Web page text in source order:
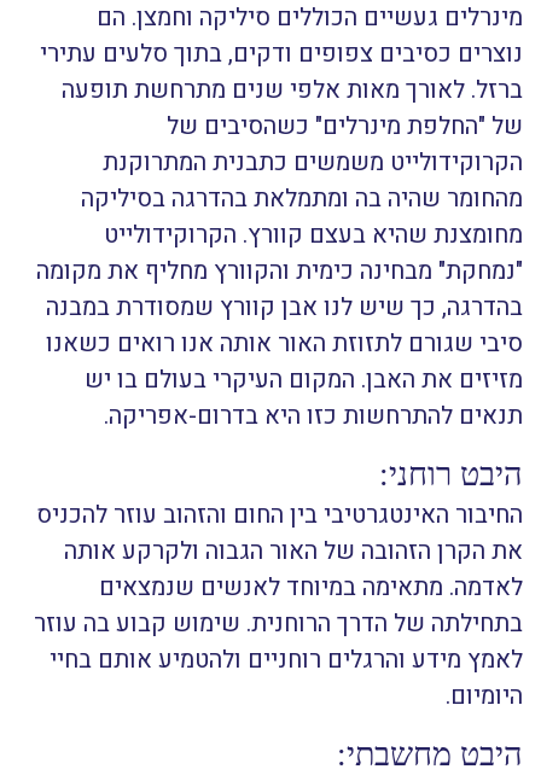
מינרלים געשיים הכוללים סיליקה וחמצן. הם
נוצרים כסיבים צפופים ודקים, בתוך סלעים עתירי
ברזל. לאורך מאות אלפי שנים מתרחשת תופעה
של "החלפת מינרלים" כשהסיבים של
הקרוקידולייט משמשים כתבנית המתרוקנת
מהחומר שהיה בה ומתמלאת בהדרגה בסיליקה
מחומצנת שהיא בעצם קוורץ. הקרוקידולייט
"נמחקת" מבחינה כימית והקוורץ מחליף את מקומה
בהדרגה, כך שיש לנו אבן קוורץ שמסודרת במבנה
סיבי שגורם לתזוזת האור אותה אנו רואים כשאנו
מזיזים את האבן. המקום העיקרי בעולם בו יש
תנאים להתרחשות כזו היא בדרום-אפריקה.
היבט רוחני:
החיבור האינטגרטיבי בין החום והזהוב עוזר להכניס
את הקרן הזהובה של האור הגבוה ולקרקע אותה
לאדמה. מתאימה במיוחד לאנשים שנמצאים
בתחילתה של הדרך הרוחנית. שימוש קבוע בה עוזר
לאמץ מידע והרגלים רוחניים ולהטמיע אותם בחיי
היומיום.
היבט מחשבתי: